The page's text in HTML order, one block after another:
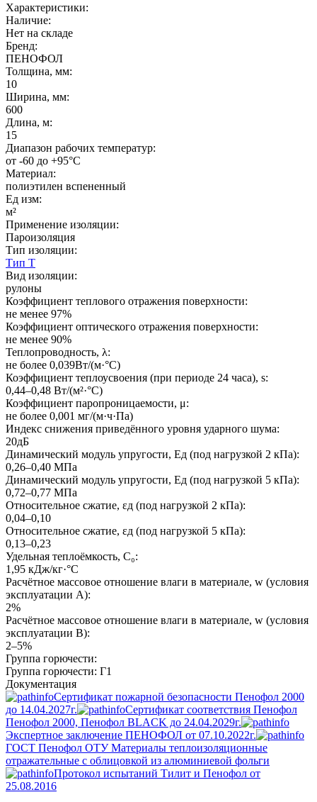
Характеристики:
Наличие:
Нет на складе
Бренд:
ПЕНОФОЛ
Толщина, мм:
10
Ширина, мм:
600
Длина, м:
15
Диапазон рабочих температур:
от -60 до +95°C
Материал:
полиэтилен вспененный
Ед изм:
м²
Применение изоляции:
Пароизоляция
Тип изоляции:
Тип Т
Вид изоляции:
рулоны
Коэффициент теплового отражения поверхности:
не менее 97%
Коэффициент оптического отражения поверхности:
не менее 90%
Теплопроводность, λ:
не более 0,039Вт/(м·°C)
Коэффициент теплоусвоения (при периоде 24 часа), s:
0,44–0,48 Вт/(м²·°C)
Коэффициент паропроницаемости, μ:
не более 0,001 мг/(м·ч·Па)
Индекс снижения приведённого уровня ударного шума:
20дБ
Динамический модуль упругости, Eд (под нагрузкой 2 кПа):
0,26–0,40 МПа
Динамический модуль упругости, Eд (под нагрузкой 5 кПа):
0,72–0,77 МПа
Относительное сжатие, εд (под нагрузкой 2 кПа):
0,04–0,10
Относительное сжатие, εд (под нагрузкой 5 кПа):
0,13–0,23
Удельная теплоёмкость, C₀:
1,95 кДж/кг·°C
Расчётное массовое отношение влаги в материале, w (условия
эксплуатации A):
2%
Расчётное массовое отношение влаги в материале, w (условия
эксплуатации B):
2–5%
Группа горючести:
Группа горючести: Г1
Документация
Сертификат пожарной безопасности Пенофол 2000
до 14.04.2027г.
Сертификат соответствия Пенофол
Пенофол 2000, Пенофол BLACK до 24.04.2029г.
Экспертное заключение ПЕНОФОЛ от 07.10.2022г.
ГОСТ Пенофол ОТУ Материалы теплоизоляционные
отражательные с облицовкой из алюминиевой фольги
Протокол испытаний Тилит и Пенофол от
25.08.2016